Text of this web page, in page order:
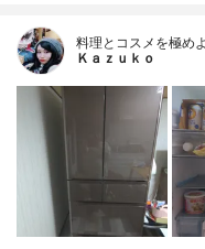
料理とコスメを極め
Ｋａｚｕｋｏ